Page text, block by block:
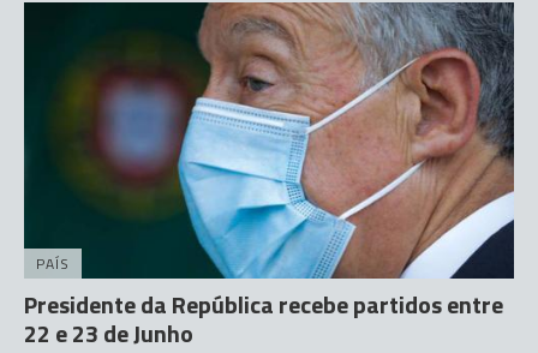
PAÍS
Presidente da República recebe partidos entre
22 e 23 de Junho